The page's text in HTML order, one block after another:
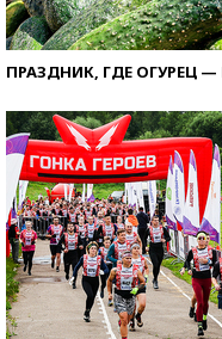
ПРАЗДНИК, ГДЕ ОГУРЕЦ